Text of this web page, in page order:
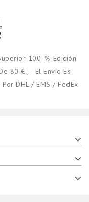
100 ％ Edición
80 €。 El Envío Es
DHL / EMS / FedEx